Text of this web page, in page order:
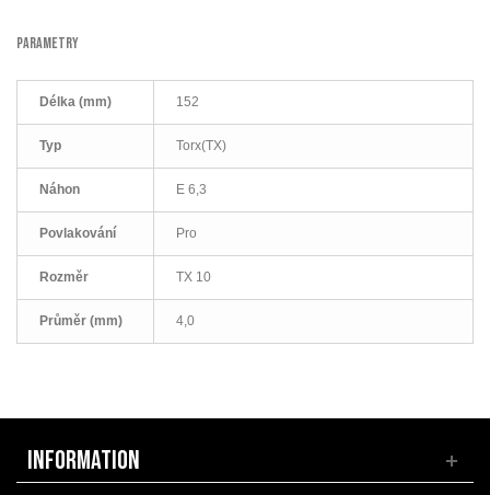
PARAMETRY
Délka (mm) 152
Typ Torx(TX)
Náhon E 6,3
Povlakování Pro
Rozměr TX 10
Průměr (mm) 4,0
INFORMATION